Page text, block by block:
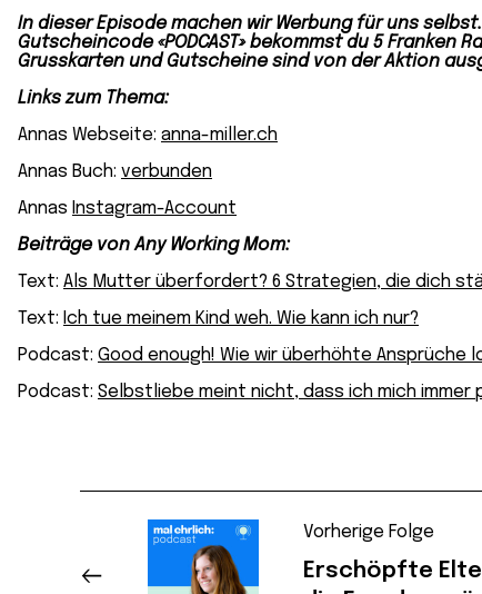
In dieser Episode machen wir Werbung für uns
Gutscheincode «PODCAST» bekommst du 5
Grusskarten und Gutscheine sind von der Aktion
Links zum Thema:
Annas Webseite: anna-miller.ch
Annas Buch: verbunden
Annas Instagram-Account
Beiträge von Any Working Mom:
Text: Als Mutter überfordert? 6 Strategien, die dich
Text: Ich tue meinem Kind weh. Wie kann ich nur?
Podcast: Good enough! Wie wir überhöhte Ansprüche
Podcast: Selbstliebe meint nicht, dass ich mich
Vorherige Folge
Erschöpfte